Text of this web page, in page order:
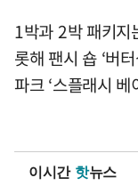
1박과 2박 패키지
롯해 팬시 숍 ‘버
파크 ‘스플래시
이시간 핫뉴스